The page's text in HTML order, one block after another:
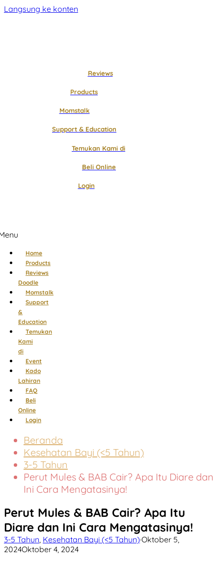
Langsung ke konten
Reviews
Products
Momstalk
Support & Education
Temukan Kami di
Beli Online
Login
Home
Products
Reviews
Doodle
Momstalk
Support
&
Education
Temukan
Kami
di
Event
Kado
Lahiran
FAQ
Beli
Online
Login
Beranda
Kesehatan Bayi (<5 Tahun)
3-5 Tahun
Perut Mules & BAB Cair? Apa Itu Diare dan
Ini Cara Mengatasinya!
Perut Mules & BAB Cair? Apa Itu
Diare dan Ini Cara Mengatasinya!
3-5 Tahun Kesehatan Bayi (<5 Tahun)·Oktober 5,
2024Oktober 4, 2024